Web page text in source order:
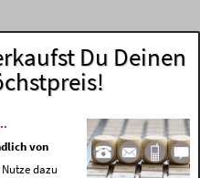
Du Deinen
von
Nutze dazu